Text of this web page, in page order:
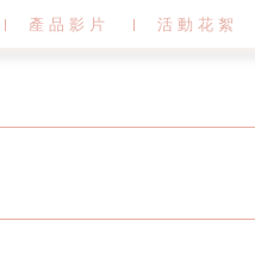
產品影片 活動花絮